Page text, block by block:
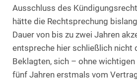
Ausschluss des
hätte die Rechtsprechung
Dauer von bis zu zwei Jahren
entspreche hier schließlich nicht
Beklagten, sich – ohne
fünf Jahren erstmals vom